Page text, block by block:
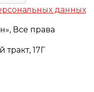
данных
Все права
17Г